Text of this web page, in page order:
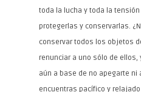
toda la lucha y toda la
protegerlas y conservarlas.
conservar todos los objetos
renunciar a uno sólo de
aún a base de no apegarte ni
encuentras pacífico y